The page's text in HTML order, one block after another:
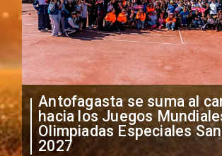
"Falta de profesionalismo":
anuncia medidas por
irregular de futbolistas
extranjeros